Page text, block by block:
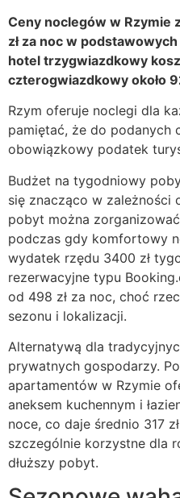
Ceny noclegów w Rzymie
zł za noc w
hotel trzygwiazdkowy
czterogwiazdkowy około
Rzym oferuje noclegi dla
pamiętać, że do podanych
obowiązkowy podatek
Budżet na tygodniowy
się znacząco w zależności
pobyt można
podczas gdy komfortowy
wydatek rzędu 3400 zł
rezerwacyjne typu
od 498 zł za noc, choć
sezonu i lokalizacji.
Alternatywą dla
prywatnych gospodarzy.
apartamentów w Rzymie
aneksem kuchennym i
noce, co daje średnio 317
szczególnie korzystne dla
dłuższy pobyt.